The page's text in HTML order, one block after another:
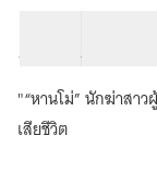
จำนวนคำ จำนวนหน้า
"“หานโม่” นักฆ่าสา
เสียชีวิต